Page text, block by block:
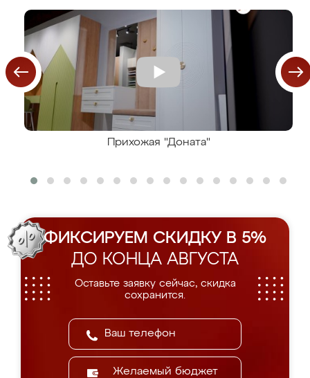
Прихожая "Доната"
ФИКСИРУЕМ СКИДКУ В 5%
ДО КОНЦА АВГУСТА
Оставьте заявку сейчас, скидка
сохранится.
Желаемый бюджет